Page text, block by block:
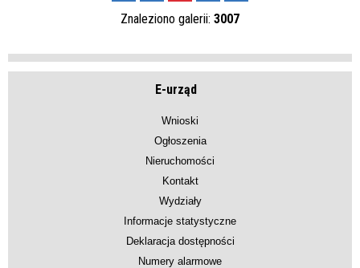
Znaleziono galerii: 3007
E-urząd
Wnioski
Ogłoszenia
Nieruchomości
Kontakt
Wydziały
Informacje statystyczne
Deklaracja dostępności
Numery alarmowe